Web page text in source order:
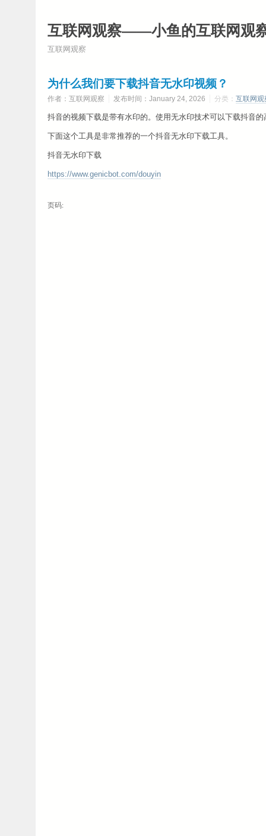
互联网观察——小鱼的互联网观
互联网观察
为什么我们要下载抖音无水印视频？
作者：互联网观察 发布时间：January 24, 2026 分类： 互联网观
抖音的视频下载是带有水印的。使用无水印技术可以下载抖音
下面这个工具是非常推荐的一个抖音无水印下载工具。
抖音无水印下载
https://www.genicbot.com/douyin
页码: